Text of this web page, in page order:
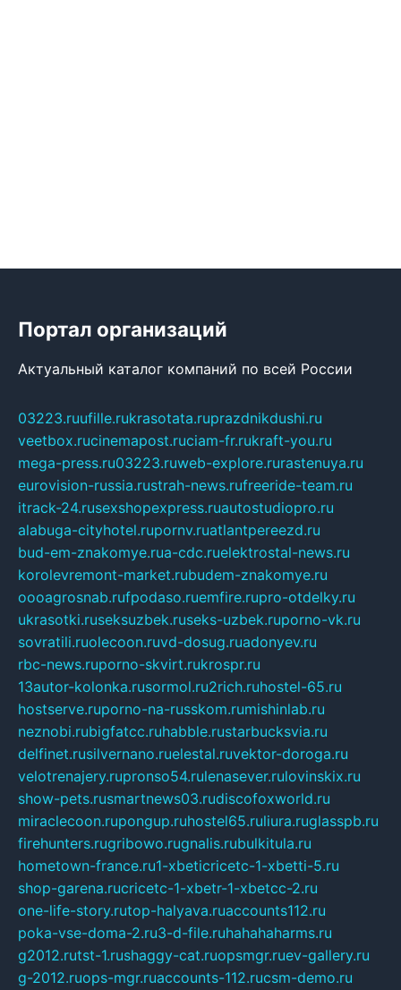
Портал организаций
Актуальный каталог компаний по всей России
03223.ruufille.rukrasotata.ruprazdnikdushi.ru
veetbox.rucinemapost.ruciam-fr.rukraft-you.ru
mega-press.ru03223.ruweb-explore.rurastenuya.ru
eurovision-russia.rustrah-news.rufreeride-team.ru
itrack-24.rusexshopexpress.ruautostudiopro.ru
alabuga-cityhotel.rupornv.ruatlantpereezd.ru
bud-em-znakomye.rua-cdc.ruelektrostal-news.ru
korolevremont-market.rubudem-znakomye.ru
oooagrosnab.rufpodaso.ruemfire.rupro-otdelky.ru
ukrasotki.ruseksuzbek.ruseks-uzbek.ruporno-vk.ru
sovratili.ruolecoon.ruvd-dosug.ruadonyev.ru
rbc-news.ruporno-skvirt.rukrospr.ru
13autor-kolonka.rusormol.ru2rich.ruhostel-65.ru
hostserve.ruporno-na-russkom.rumishinlab.ru
neznobi.rubigfatcc.ruhabble.rustarbucksvia.ru
delfinet.rusilvernano.ruelestal.ruvektor-doroga.ru
velotrenajery.rupronso54.rulenasever.rulovinskix.ru
show-pets.rusmartnews03.rudiscofoxworld.ru
miraclecoon.rupongup.ruhostel65.ruliura.ruglasspb.ru
firehunters.rugribowo.rugnalis.rubulkitula.ru
hometown-france.ru1-xbeticricetc-1-xbetti-5.ru
shop-garena.rucricetc-1-xbetr-1-xbetcc-2.ru
one-life-story.rutop-halyava.ruaccounts112.ru
poka-vse-doma-2.ru3-d-file.ruhahahaharms.ru
g2012.rutst-1.rushaggy-cat.ruopsmgr.ruev-gallery.ru
g-2012.ruops-mgr.ruaccounts-112.rucsm-demo.ru